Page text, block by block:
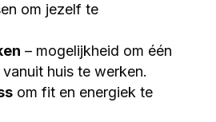
om jezelf te
– mogelijkheid om één
huis te werken.
om fit en energiek te